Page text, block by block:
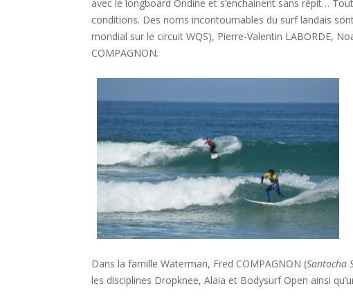
avec le longboard Ondine et s’enchainent sans répit…
conditions. Des noms incontournables du surf landais
mondial sur le circuit WQS), Pierre-Valentin LABORDE,
COMPAGNON.
Dans la famille Waterman, Fred COMPAGNON (Santocha
les disciplines Dropknee, Alaia et Bodysurf Open ainsi